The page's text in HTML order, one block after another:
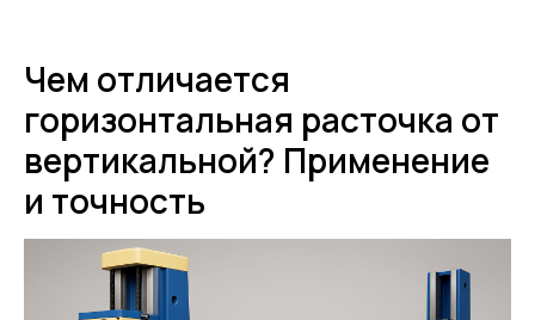
Чем отличается
горизонтальная расточка от
вертикальной? Применение
и точность